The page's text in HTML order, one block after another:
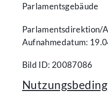
Parlamentsgebäude
Parlamentsdirektion/​
Aufnahmedatum:
Bild ID: 20087086